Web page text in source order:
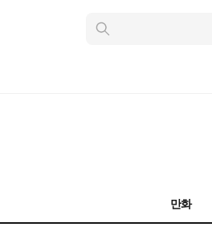
인
만화